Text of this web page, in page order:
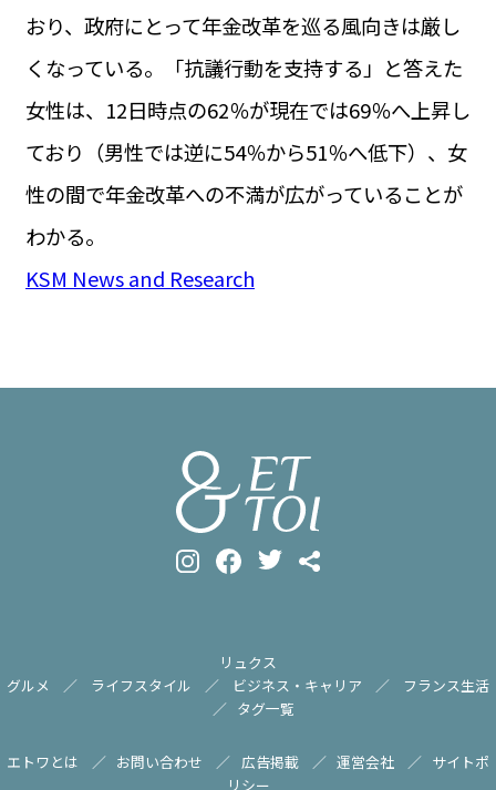
おり、政府にとって年金改革を巡る風向きは厳し
くなっている。「抗議行動を支持する」と答えた
女性は、12日時点の62％が現在では69％へ上昇し
ており（男性では逆に54％から51％へ低下）、女
性の間で年金改革への不満が広がっていることが
わかる。
KSM News and Research
リュクス
グルメ
ライフスタイル ビジネス・キャリア
フランス生活
タグ一覧
エトワとは お問い合わせ 広告掲載 運営会社
サイトポ
リシー